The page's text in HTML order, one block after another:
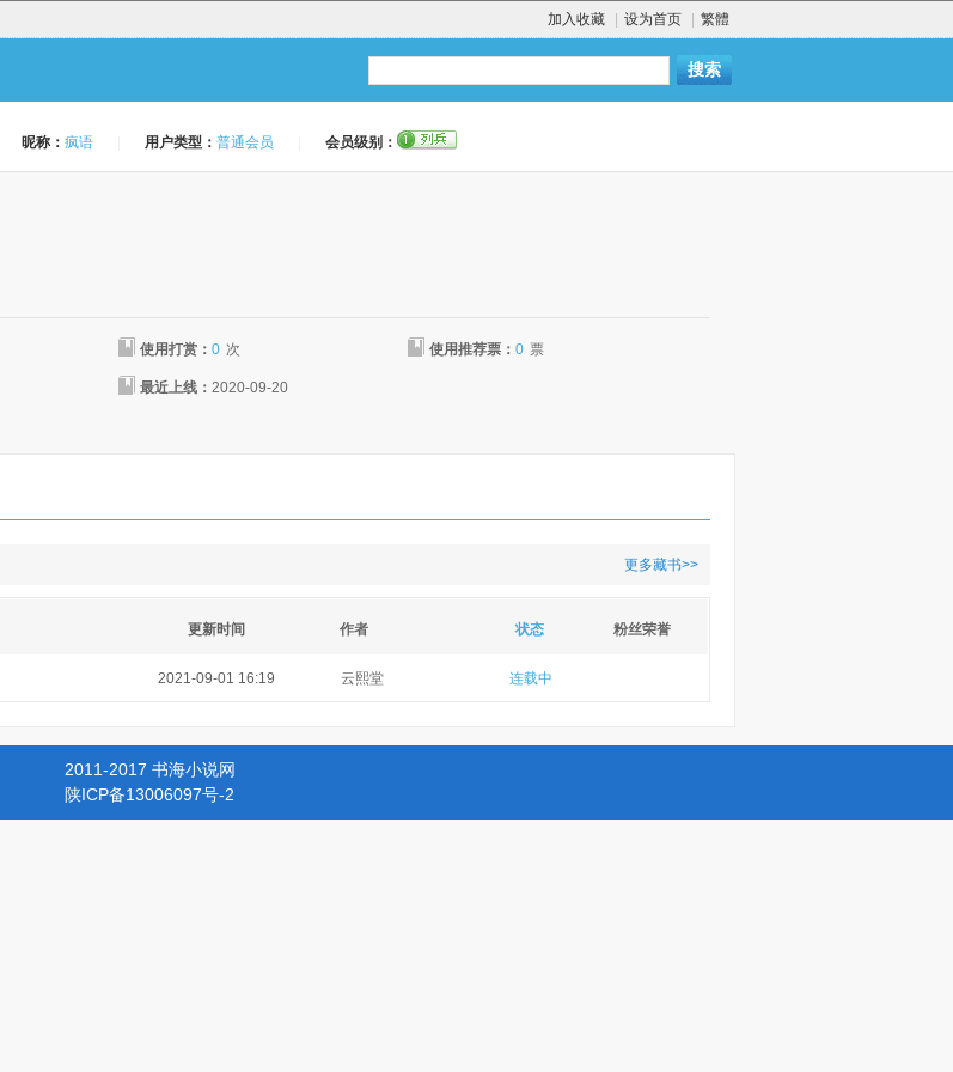
加入收藏 设为首页 繁體
昵称： 疯语 用户类型： 普通会员 会员级别：
使用打赏：0 次 使用推荐票：0 票
最近上线：2020-09-20
更多藏书>>
更新时间 作者 状态 粉丝荣誉
2021-09-01 16:19 云熙堂 连载中
2011-2017 书海小说网
陕ICP备13006097号-2